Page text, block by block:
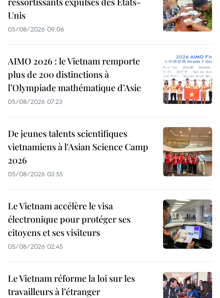
Unis
05/08/2026 09:06
AIMO 2026 : le Vietnam remporte
plus de 200 distinctions à
l’Olympiade mathématique d’Asie
05/08/2026 07:23
De jeunes talents scientifiques
vietnamiens à l'Asian Science Camp
2026
05/08/2026 03:55
Le Vietnam accélère le visa
électronique pour protéger ses
citoyens et ses visiteurs
05/08/2026 02:45
Le Vietnam réforme la loi sur les
travailleurs à l’étranger